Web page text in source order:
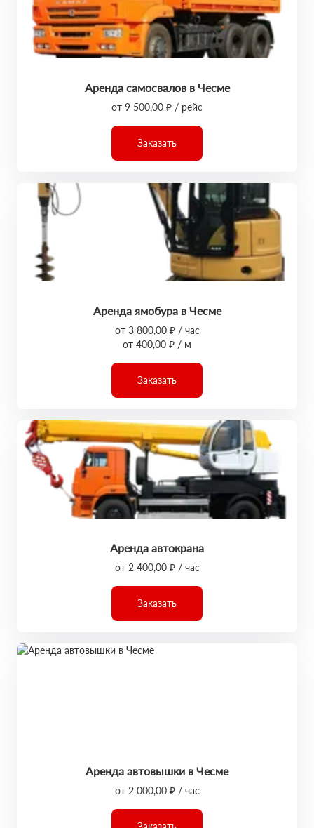
Аренда самосвалов в Чесме
от 9 500,00 ₽ / рейс
Заказать
Аренда ямобура в Чесме
от 3 800,00 ₽ / час
от 400,00 ₽ / м
Заказать
Аренда автокрана
от 2 400,00 ₽ / час
Заказать
Аренда автовышки в Чесме
от 2 000,00 ₽ / час